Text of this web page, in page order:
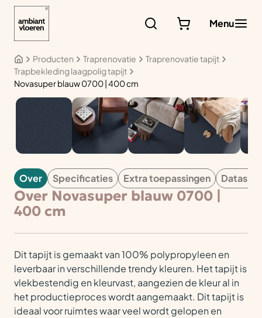
Menu
Producten Traprenovatie
Traprenovatie tapijt
Trapbekleding laagpolig tapijt
Novasuper blauw 0700 | 400 cm
Over Specificaties Extra toepassingen
Over Novasuper blauw 0700 |
400 cm
Dit tapijt is gemaakt van 100% polypropyleen en
leverbaar in verschillende trendy kleuren. Het tapijt is
vlekbestendig en kleurvast, aangezien de kleur al in
het productieproces wordt aangemaakt. Dit tapijt is
ideaal voor ruimtes waar veel wordt gelopen en